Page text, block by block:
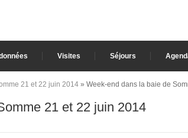
Visites Séjours
21 et 22 juin 2014 » Week-end dans la baie de
21 et 22 juin 2014